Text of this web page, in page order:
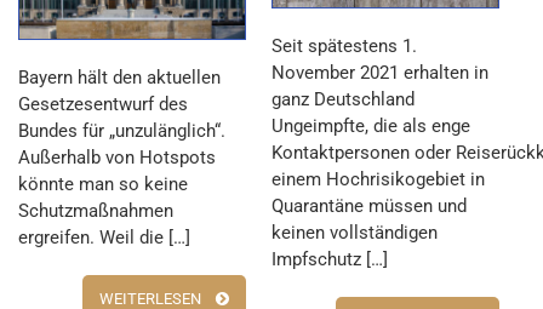
Bayern hält den aktuellen
Gesetzesentwurf des
Bundes für „unzulänglich“.
Außerhalb von Hotspots
könnte man so keine
Schutzmaßnahmen
ergreifen. Weil die […]
WEITERLESEN
Seit spätestens 1.
November 2021 erhalten in
ganz Deutschland
Ungeimpfte, die als enge
Kontaktpersonen oder
einem Hochrisikogebiet in
Quarantäne müssen und
keinen vollständigen
Impfschutz […]